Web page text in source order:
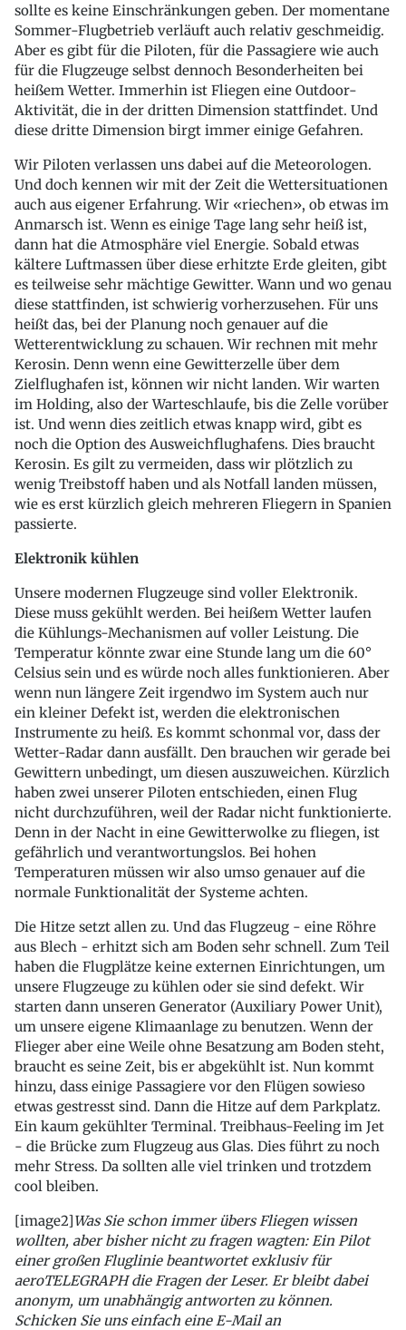
sollte es keine Einschränkungen geben. Der momentane
Sommer-Flugbetrieb verläuft auch relativ geschmeidig.
Aber es gibt für die Piloten, für die Passagiere wie auch
für die Flugzeuge selbst dennoch Besonderheiten bei
heißem Wetter. Immerhin ist Fliegen eine Outdoor-
Aktivität, die in der dritten Dimension stattfindet. Und
diese dritte Dimension birgt immer einige Gefahren.
Wir Piloten verlassen uns dabei auf die Meteorologen.
Und doch kennen wir mit der Zeit die Wettersituationen
auch aus eigener Erfahrung. Wir «riechen», ob etwas im
Anmarsch ist. Wenn es einige Tage lang sehr heiß ist,
dann hat die Atmosphäre viel Energie. Sobald etwas
kältere Luftmassen über diese erhitzte Erde gleiten, gibt
es teilweise sehr mächtige Gewitter. Wann und wo genau
diese stattfinden, ist schwierig vorherzusehen. Für uns
heißt das, bei der Planung noch genauer auf die
Wetterentwicklung zu schauen. Wir rechnen mit mehr
Kerosin. Denn wenn eine Gewitterzelle über dem
Zielflughafen ist, können wir nicht landen. Wir warten
im Holding, also der Warteschlaufe, bis die Zelle vorüber
ist. Und wenn dies zeitlich etwas knapp wird, gibt es
noch die Option des Ausweichflughafens. Dies braucht
Kerosin. Es gilt zu vermeiden, dass wir plötzlich zu
wenig Treibstoff haben und als Notfall landen müssen,
wie es erst kürzlich gleich mehreren Fliegern in Spanien
passierte.
Elektronik kühlen
Unsere modernen Flugzeuge sind voller Elektronik.
Diese muss gekühlt werden. Bei heißem Wetter laufen
die Kühlungs-Mechanismen auf voller Leistung. Die
Temperatur könnte zwar eine Stunde lang um die 60°
Celsius sein und es würde noch alles funktionieren. Aber
wenn nun längere Zeit irgendwo im System auch nur
ein kleiner Defekt ist, werden die elektronischen
Instrumente zu heiß. Es kommt schonmal vor, dass der
Wetter-Radar dann ausfällt. Den brauchen wir gerade bei
Gewittern unbedingt, um diesen auszuweichen. Kürzlich
haben zwei unserer Piloten entschieden, einen Flug
nicht durchzuführen, weil der Radar nicht funktionierte.
Denn in der Nacht in eine Gewitterwolke zu fliegen, ist
gefährlich und verantwortungslos. Bei hohen
Temperaturen müssen wir also umso genauer auf die
normale Funktionalität der Systeme achten.
Die Hitze setzt allen zu. Und das Flugzeug - eine Röhre
aus Blech - erhitzt sich am Boden sehr schnell. Zum Teil
haben die Flugplätze keine externen Einrichtungen, um
unsere Flugzeuge zu kühlen oder sie sind defekt. Wir
starten dann unseren Generator (Auxiliary Power Unit),
um unsere eigene Klimaanlage zu benutzen. Wenn der
Flieger aber eine Weile ohne Besatzung am Boden steht,
braucht es seine Zeit, bis er abgekühlt ist. Nun kommt
hinzu, dass einige Passagiere vor den Flügen sowieso
etwas gestresst sind. Dann die Hitze auf dem Parkplatz.
Ein kaum gekühlter Terminal. Treibhaus-Feeling im Jet
- die Brücke zum Flugzeug aus Glas. Dies führt zu noch
mehr Stress. Da sollten alle viel trinken und trotzdem
cool bleiben.
[image2]Was Sie schon immer übers Fliegen wissen
wollten, aber bisher nicht zu fragen wagten: Ein Pilot
einer großen Fluglinie beantwortet exklusiv für
aeroTELEGRAPH die Fragen der Leser. Er bleibt dabei
anonym, um unabhängig antworten zu können.
Schicken Sie uns einfach eine E-Mail an